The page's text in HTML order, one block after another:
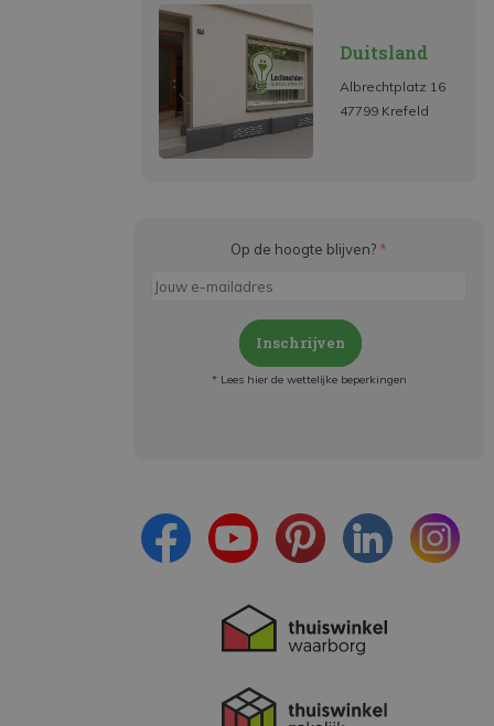
Duitsland
Albrechtplatz 16
47799 Krefeld
Op de hoogte blijven? *
Inschrijven
* Lees hier de wettelijke beperkingen